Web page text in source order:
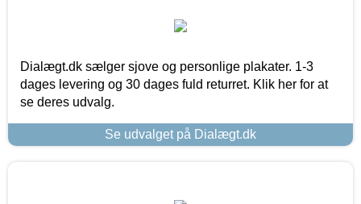
Dialægt.dk sælger sjove og personlige plakater. 1-3
dages levering og 30 dages fuld returret. Klik her for at
se deres udvalg.
Se udvalget på Dialægt.dk